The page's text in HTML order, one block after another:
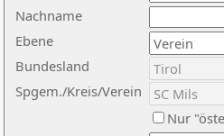
Nachname
Ebene
Bundesland
Spgem./Kreis/Verein
Nur